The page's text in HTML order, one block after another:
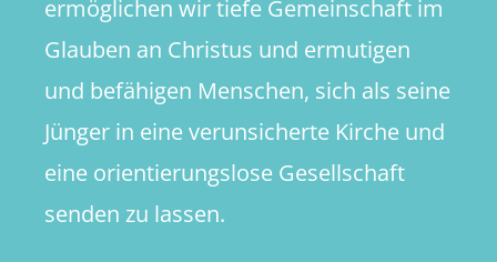
ermöglichen wir tiefe Gemeinschaft im
Glauben an Christus und ermutigen
und befähigen Menschen, sich als seine
Jünger in eine verunsicherte Kirche und
eine orientierungslose Gesellschaft
senden zu lassen.